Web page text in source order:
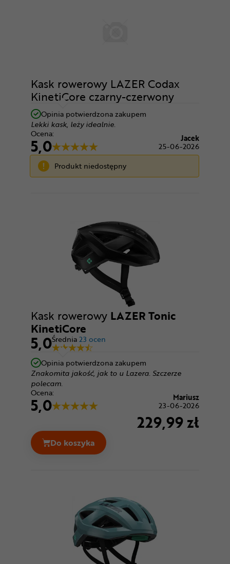
Kask rowerowy LAZER Codax
KinetiCore czarny-czerwony
Opinia potwierdzona zakupem
Lekki kask, leży idealnie.
Ocena:
5,0 Jacek
25-06-2026
Produkt niedostępny
Kask rowerowy LAZER Tonic
KinetiCore
5,0Średnia23 ocen
Opinia potwierdzona zakupem
Znakomita jakość, jak to u Lazera. Szczerze
polecam.
Ocena:
5,0 Mariusz
23-06-2026
229,99 zł
Do koszyka
Kask rowerowy LAZER Tonic KinetiCore